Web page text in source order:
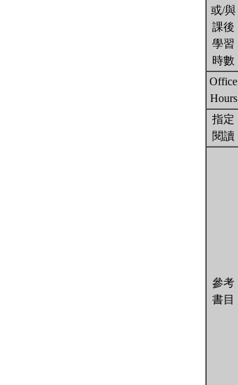
或/與
課後
學習
時數
Office
Hours
指定
閱讀
參考
書目